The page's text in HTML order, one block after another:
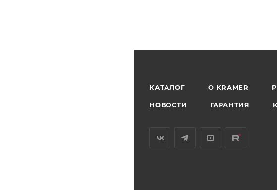
КАТАЛОГ O KRAMER
НОВОСТИ ГАРАНТИЯ